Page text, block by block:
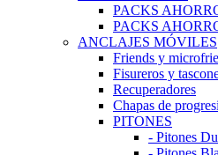
PACKS
PACKS
ANCLAJES MÓVILES
Friends y
Fisureros y
Recuperadores
Chapas de
PITONES
- Pitones